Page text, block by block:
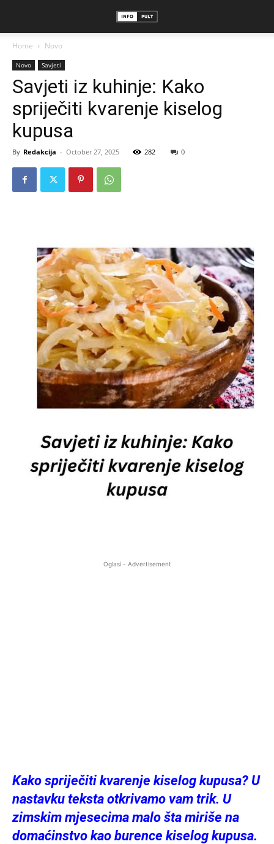
Home Novo
Novo Savjeti
Savjeti iz kuhinje: Kako
spriječiti kvarenje kiselog
kupusa
By Redakcija - October 27, 2025 282 0
Oglasi - Advertisement
Kako spriječiti kvarenje kiselog kupusa? U
nastavku teksta otkrivamo vam trik. U
zimskim mjesecima malo šta miriše na
domaćinstvo kao burence kiselog kupusa.